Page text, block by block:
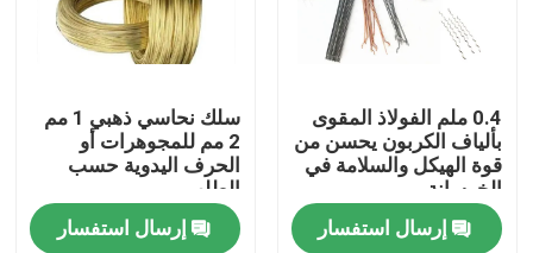
حولنا
مراقبة الجودة
اتصل بنا
0.4 ملم الفولاذ المقوى
بألياف الكربون يحسن من
قوة الهيكل والسلامة في
الخرسانة
إرسال استفسار
سلك نحاسي ذهبي 1 مم
2 مم للمجوهرات أو
الحرف اليدوية حسب
الطلب
إرسال استفسار